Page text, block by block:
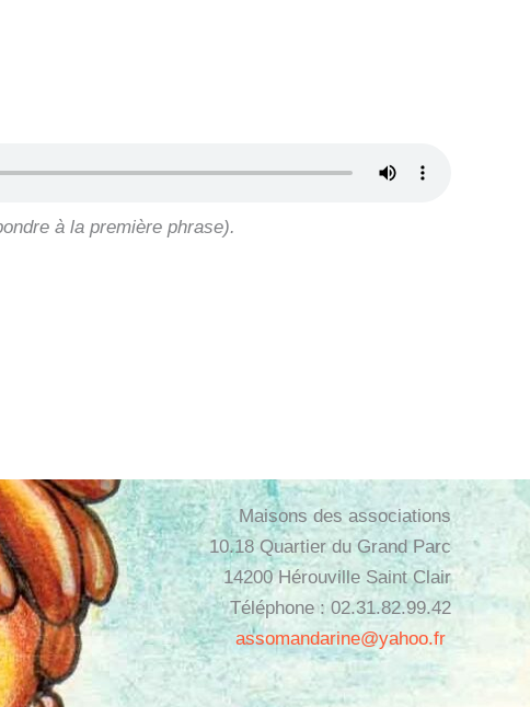
à la première phrase).
Maisons des associations
10.18 Quartier du Grand Parc
14200 Hérouville Saint Clair
Téléphone : 02.31.82.99.42
assomandarine@yahoo.fr